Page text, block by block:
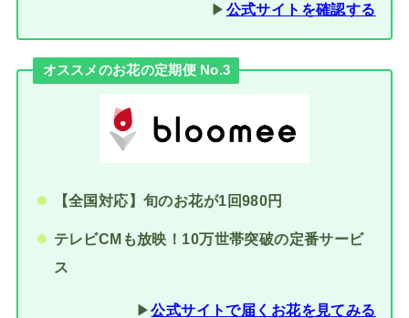
▶︎ 公式サイト を確認する
オススメのお花の定期便 No.3
【全国対応】旬のお花が1回980円
テレビCMも放映！10万世帯突破の定番サービ
ス
▶︎公式サイトで届くお花を見てみる